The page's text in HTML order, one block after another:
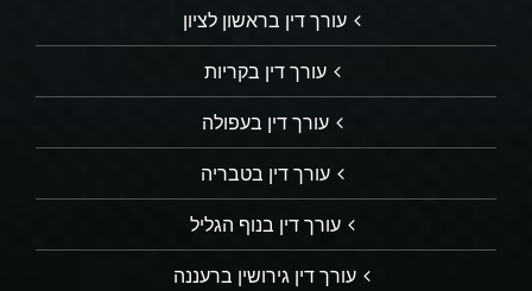
עורך דין בראשון לציון
עורך דין בקריות
עורך דין בעפולה
עורך דין בטבריה
עורך דין בנוף הגליל
עורך דין גירושין ברעננה